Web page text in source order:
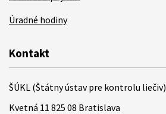
Úradné hodiny
Kontakt
ŠÚKL (Štátny ústav pre kontrolu liečiv)
Kvetná 11 825 08 Bratislava